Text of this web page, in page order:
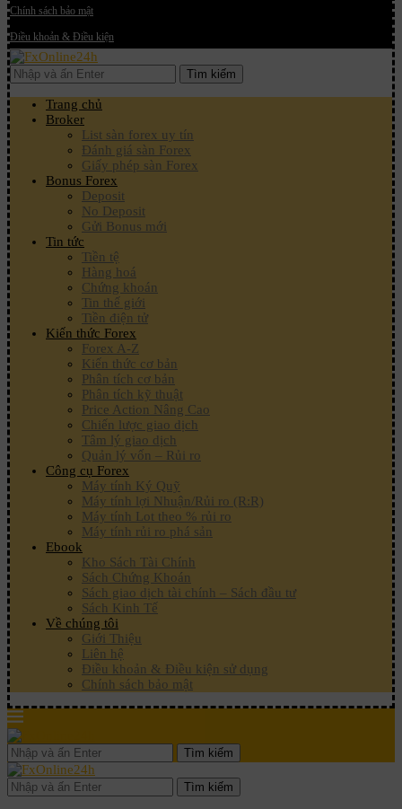
Chính sách bảo mật
Điều khoản & Điều kiện
Tìm kiếm
Trang chủ
Broker
List sàn forex uy tín
Đánh giá sàn Forex
Giấy phép sàn Forex
Bonus Forex
Deposit
No Deposit
Gửi Bonus mới
Tin tức
Tiền tệ
Hàng hoá
Chứng khoán
Tin thế giới
Tiền điện tử
Kiến thức Forex
Forex A-Z
Kiến thức cơ bản
Phân tích cơ bản
Phân tích kỹ thuật
Price Action Nâng Cao
Chiến lược giao dịch
Tâm lý giao dịch
Quản lý vốn – Rủi ro
Công cụ Forex
Máy tính Ký Quỹ
Máy tính lợi Nhuận/Rủi ro (R:R)
Máy tính Lot theo % rủi ro
Máy tính rủi ro phá sản
Ebook
Kho Sách Tài Chính
Sách Chứng Khoán
Sách giao dịch tài chính – Sách đầu tư
Sách Kinh Tế
Về chúng tôi
Giới Thiệu
Liên hệ
Điều khoản & Điều kiện sử dụng
Chính sách bảo mật
Tìm kiếm
Tìm kiếm